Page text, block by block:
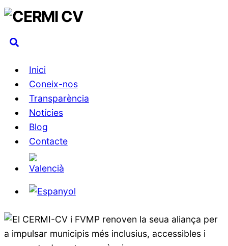
Skip
content
Search
Inici
Coneix-nos
Transparència
Notícies
Blog
Contacte